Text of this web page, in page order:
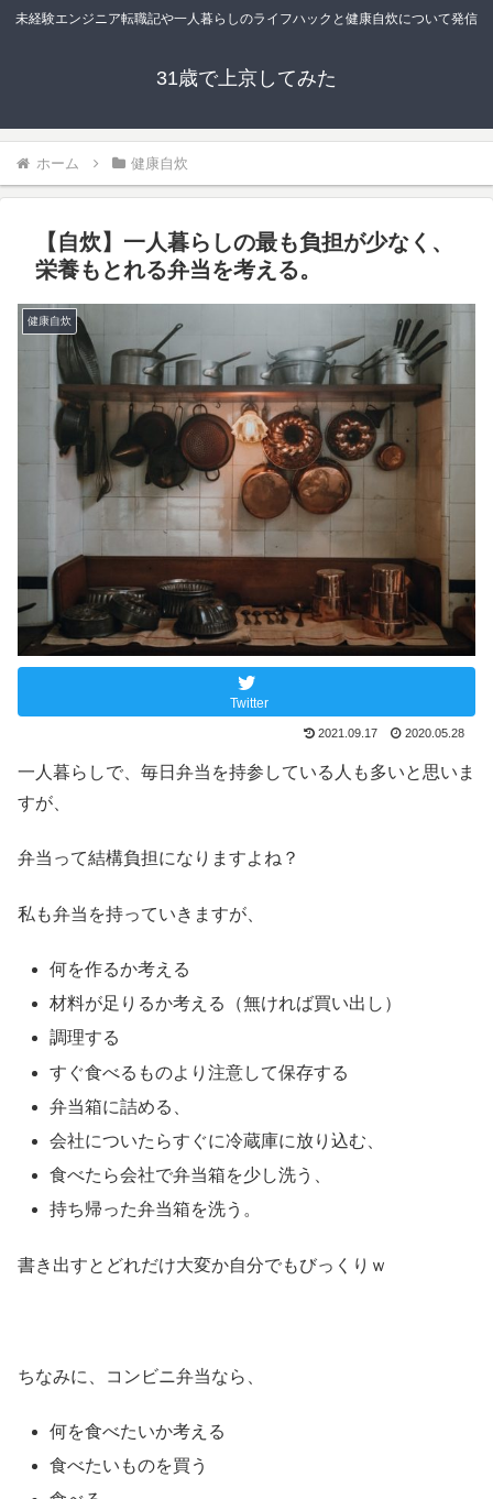
未経験エンジニア転職記や一人暮らしのライフハックと健康自炊について発信
31歳で上京してみた
ホーム 健康自炊
【自炊】一人暮らしの最も負担が少なく、
栄養もとれる弁当を考える。
健康自炊
Twitter
2021.09.17 2020.05.28
一人暮らしで、毎日弁当を持参している人も多いと思いま
すが、
弁当って結構負担になりますよね？
私も弁当を持っていきますが、
何を作るか考える
材料が足りるか考える（無ければ買い出し）
調理する
すぐ食べるものより注意して保存する
弁当箱に詰める、
会社についたらすぐに冷蔵庫に放り込む、
食べたら会社で弁当箱を少し洗う、
持ち帰った弁当箱を洗う。
書き出すとどれだけ大変か自分でもびっくりｗ
ちなみに、コンビニ弁当なら、
何を食べたいか考える
食べたいものを買う